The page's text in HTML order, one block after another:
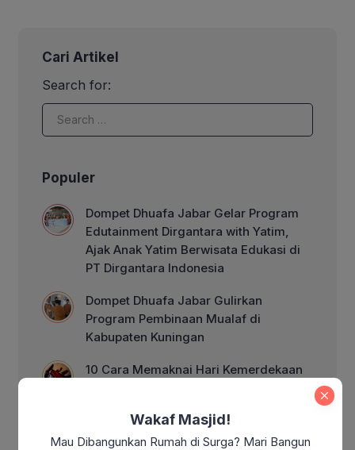
yang ada di kawasan Tambun. Tidak
memberikan […]
Cari Artikel
Search for:
Populer
Dompet Dhuafa Jabar Gelar Program
Edutainment Dirgantara with Yatim,
Ajak Anak Yatim Berwisata Edukasi di
PT Dirgantara Indonesia
Dompet Dhuafa Jabar Gulirkan
Program Pembinaan Mualaf di
Kabupaten Kuningan
10 Cara Memaknai Hari Kemerdekaan
Makna Kemerdekaan Indonesia di Era
Modern: Sudahkah Kita Benar-Benar
Wakaf Masjid!
Mau Dibangunkan Rumah di Surga? Mari Bangun